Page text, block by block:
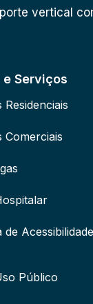
vertical
Serviços
Residenciais
Comerciais
de Acessibilidade
Público